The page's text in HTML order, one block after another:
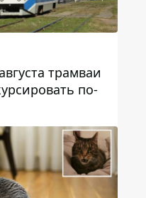
трамваи
по-